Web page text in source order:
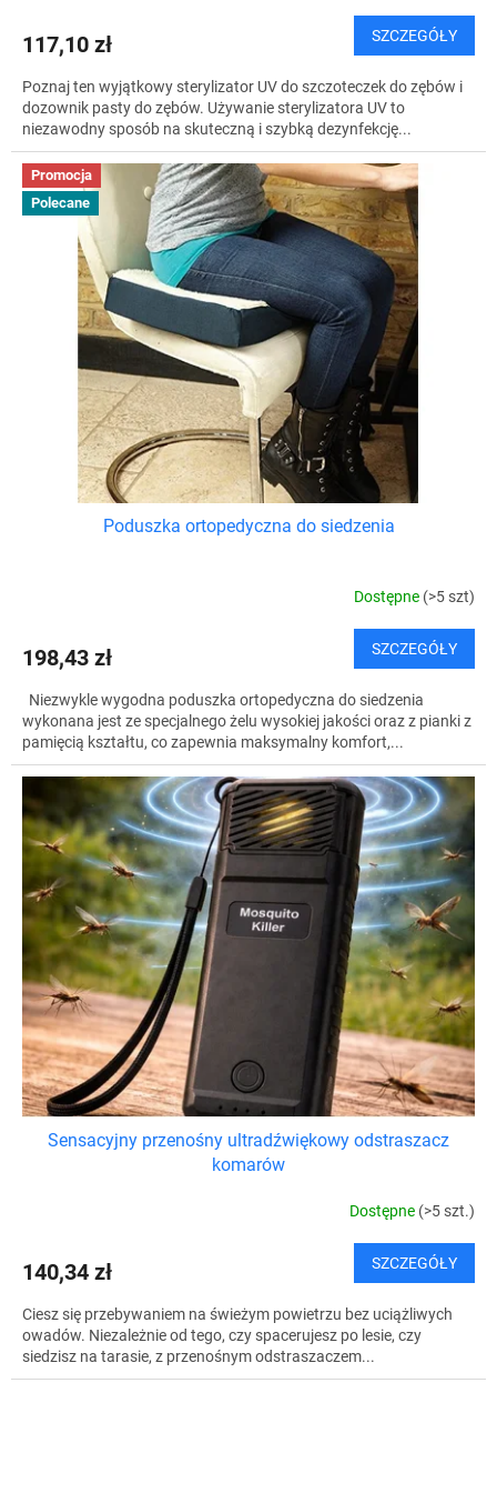
117,10 zł SZCZEGÓŁY
Poznaj ten wyjątkowy sterylizator UV do szczoteczek do zębów i
dozownik pasty do zębów. Używanie sterylizatora UV to
niezawodny sposób na skuteczną i szybką dezynfekcję...
Promocja
Polecane
Poduszka ortopedyczna do siedzenia
Dostępne (>5 szt)
198,43 zł SZCZEGÓŁY
Niezwykle wygodna poduszka ortopedyczna do siedzenia
wykonana jest ze specjalnego żelu wysokiej jakości oraz z pianki z
pamięcią kształtu, co zapewnia maksymalny komfort,...
Sensacyjny przenośny ultradźwiękowy odstraszacz
komarów
Dostępne (>5 szt.)
140,34 zł SZCZEGÓŁY
Ciesz się przebywaniem na świeżym powietrzu bez uciążliwych
owadów. Niezależnie od tego, czy spacerujesz po lesie, czy
siedzisz na tarasie, z przenośnym odstraszaczem...